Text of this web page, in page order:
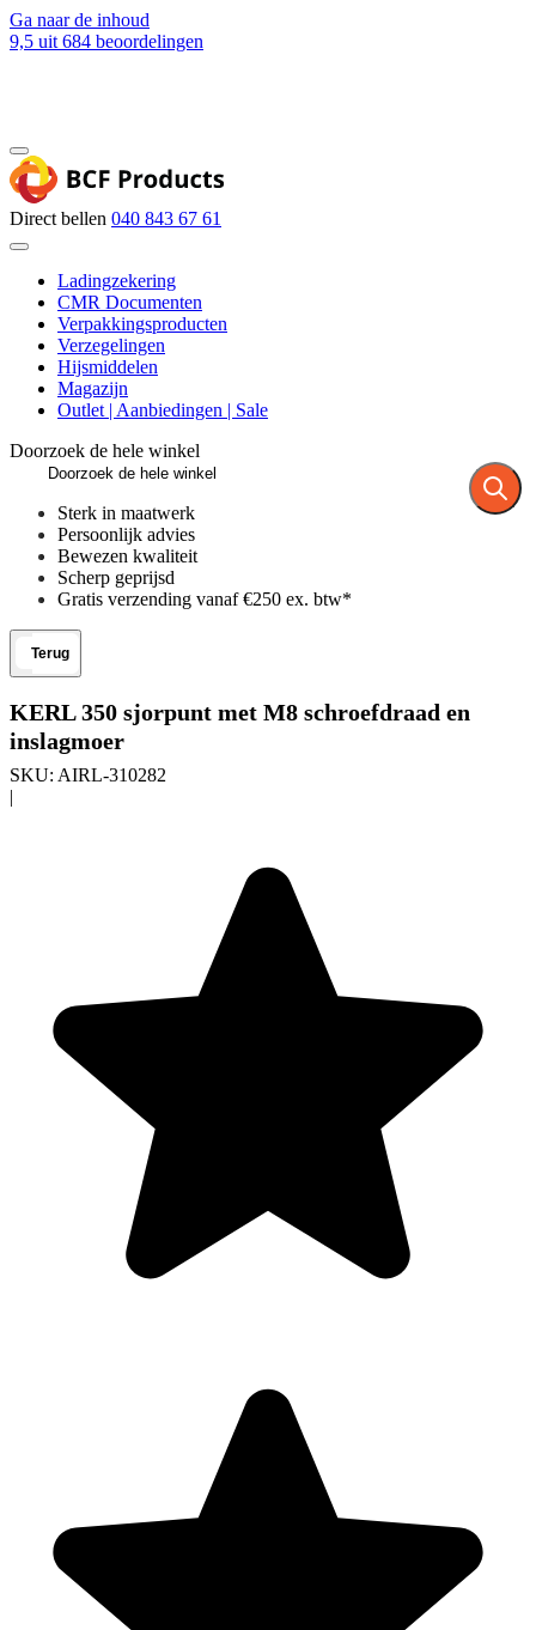
Ga naar de inhoud
9,5 uit 684 beoordelingen
Direct bellen 040 843 67 61
Ladingzekering
CMR Documenten
Verpakkingsproducten
Verzegelingen
Hijsmiddelen
Magazijn
Outlet | Aanbiedingen | Sale
Doorzoek de hele winkel
Sterk in maatwerk
Persoonlijk advies
Bewezen kwaliteit
Scherp geprijsd
Gratis verzending vanaf €250 ex. btw*
Terug
KERL 350 sjorpunt met M8 schroefdraad en
inslagmoer
SKU: AIRL-310282
|